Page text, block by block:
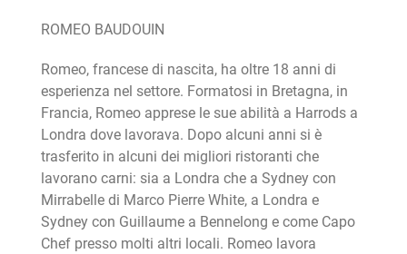
ROMEO BAUDOUIN
Romeo, francese di nascita, ha oltre 18 anni di
esperienza nel settore. Formatosi in Bretagna, in
Francia, Romeo apprese le sue abilità a Harrods a
Londra dove lavorava. Dopo alcuni anni si è
trasferito in alcuni dei migliori ristoranti che
lavorano carni: sia a Londra che a Sydney con
Mirrabelle di Marco Pierre White, a Londra e
Sydney con Guillaume a Bennelong e come Capo
Chef presso molti altri locali. Romeo lavora